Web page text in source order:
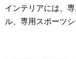
インテリアには、
ル、専用スポーツ